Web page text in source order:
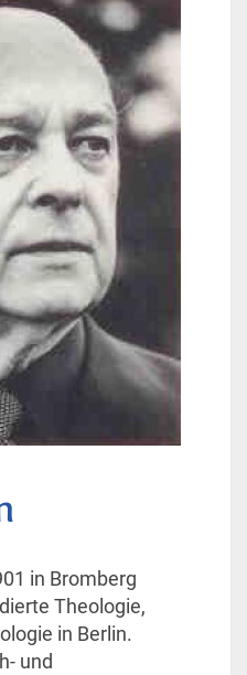
in Bromberg
Theologie,
in Berlin.
und